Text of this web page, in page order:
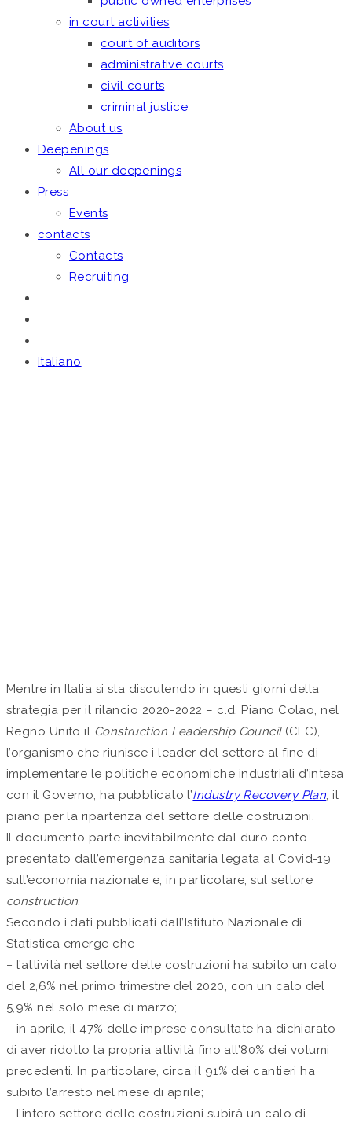
in court activities
court of auditors
administrative courts
civil courts
criminal justice
About us
Deepenings
All our deepenings
Press
Events
contacts
Contacts
Recruiting
Italiano
Mentre in Italia si sta discutendo in questi giorni della
strategia per il rilancio 2020-2022 – c.d. Piano Colao, nel
Regno Unito il Construction Leadership Council(CLC),
l’organismo che riunisce i leader del settore al fine di
implementare le politiche economiche industriali d’intesa
con il Governo, ha pubblicato l’Industry Recovery Plan, il
piano per la ripartenza del settore delle costruzioni.
Il documento parte inevitabilmente dal duro conto
presentato dall’emergenza sanitaria legata al Covid-19
sull’economia nazionale e, in particolare, sul settore
construction.
Secondo i dati pubblicati dall’Istituto Nazionale di
Statistica emerge che
− l’attività nel settore delle costruzioni ha subito un calo
del 2,6% nel primo trimestre del 2020, con un calo del
5,9% nel solo mese di marzo;
− in aprile, il 47% delle imprese consultate ha dichiarato
di aver ridotto la propria attività fino all’80% dei volumi
precedenti. In particolare, circa il 91% dei cantieri ha
subito l’arresto nel mese di aprile;
− l’intero settore delle costruzioni subirà un calo di